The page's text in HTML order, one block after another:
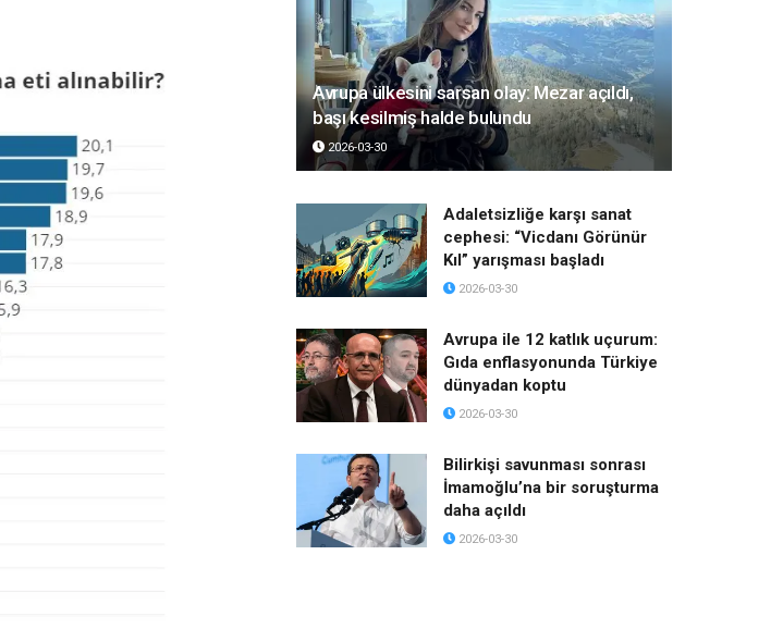
Avrupa ülkesini sarsan olay: Mezar açıldı,
başı kesilmiş halde bulundu
2026-03-30
Adaletsizliğe karşı sanat
cephesi: “Vicdanı Görünür
Kıl” yarışması başladı
2026-03-30
Avrupa ile 12 katlık uçurum:
Gıda enflasyonunda Türkiye
dünyadan koptu
2026-03-30
Bilirkişi savunması sonrası
İmamoğlu’na bir soruşturma
daha açıldı
2026-03-30